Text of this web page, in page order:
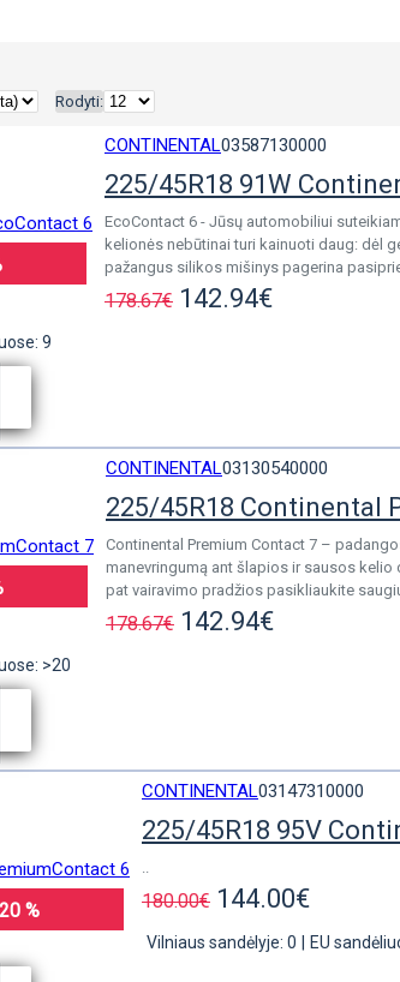
Rodyti:
CONTINENTAL03587130000
225/45R18 91W
EcoContact 6 - Jūsų automobiliui
kelionės nebūtinai turi kainuoti daug: dėl
pažangus silikos mišinys pagerina
178.67€ 142.94€
9
CONTINENTAL03130540000
225/45R18 Continental
Continental Premium Contact 7 –
manevringumą ant šlapios ir sausos
pat vairavimo pradžios pasikliaukite
178.67€ 142.94€
>20
%
CONTINENTAL03147310000
225/45R18 95V
..
180.00€ 144.00€
Vilniaus sandėlyje: 0 EU